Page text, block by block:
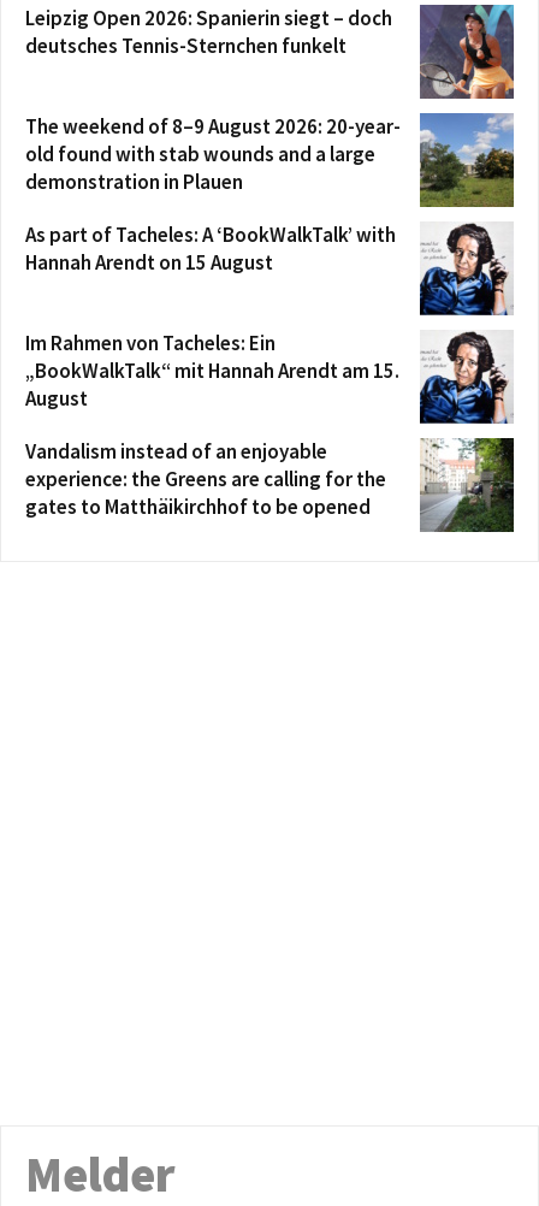
Leipzig Open 2026: Spanierin siegt – doch
deutsches Tennis-Sternchen funkelt
The weekend of 8–9 August 2026: 20-year-
old found with stab wounds and a large
demonstration in Plauen
As part of Tacheles: A ‘BookWalkTalk’ with
Hannah Arendt on 15 August
Im Rahmen von Tacheles: Ein
„BookWalkTalk“ mit Hannah Arendt am 15.
August
Vandalism instead of an enjoyable
experience: the Greens are calling for the
gates to Matthäikirchhof to be opened
Melder